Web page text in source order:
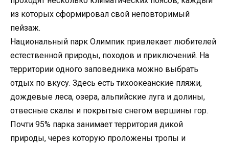
из которых сформировал свой неповторимый
пейзаж.
Национальный парк Олимпик привлекает любителей
естественной природы, походов и приключений. На
территории одного заповедника можно выбрать
отдых по вкусу. Здесь есть тихоокеанские пляжи,
дождевые леса, озера, альпийские луга и долины,
отвесные скалы и покрытые снегом вершины гор.
Почти 95% парка занимает территория дикой
природы, через которую проложены тропы и